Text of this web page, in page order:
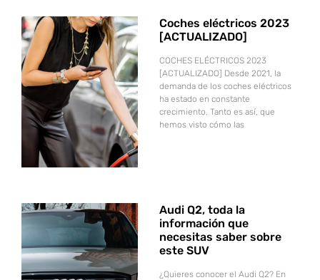
Coches eléctricos 2023
[ACTUALIZADO]
COCHES ELÉCTRICOS 2023
[ACTUALIZADO] Desde 2021, la
demanda de los coches eléctricos
ha estado en constante
crecimiento. Tanto es así, que
hemos visto cómo las
Audi Q2, toda la
información que
necesitas saber sobre
este SUV
¿Quieres conocer el Audi Q2? En